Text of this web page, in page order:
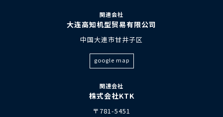
関連会社
大连高知机型贸易有限公司
中国大連市甘井子区
google map
関連会社
株式会社KTK
〒781-5451